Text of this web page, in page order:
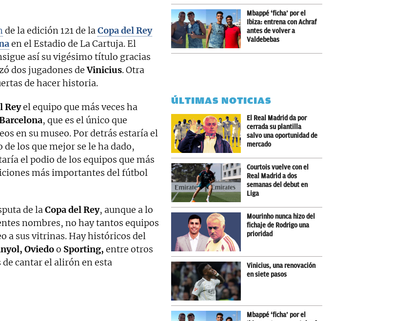
de la edición 121 de laCopa del Rey
en el Estadio de La Cartuja. El
así su vigésimo título gracias
dos jugadones deVinicius. Otra
de hacer historia.
Reyel equipo que más veces ha
, que es el único que
en su museo. Por detrás estaría el
los que mejor se le ha dado,
el podio de los equipos que más
más importantes del fútbol
de laCopa del Rey, aunque a lo
nombres, no hay tantos equipos
a sus vitrinas. Hay históricos del
Oviedoo Sporting, entre otros
cantar el alirón en esta
Mbappé ‘ficha’ por el
Ibiza: entrena con Achraf
antes de volver a
Valdebebas
ÚLTIMAS NOTICIAS
El Real Madrid da por
cerrada su plantilla
salvo una oportunidad de
mercado
Courtois vuelve con el
Real Madrid a dos
semanas del debut en
Liga
Mourinho nunca hizo del
fichaje de Rodrigo una
prioridad
Vinicius, una renovación
en siete pasos
Mbappé ‘ficha’ por el